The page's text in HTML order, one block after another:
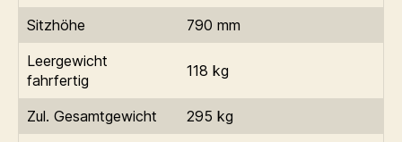
Sitzhöhe
790 mm
Leergewicht
fahrfertig
118 kg
Zul. Gesamtgewicht
295 kg